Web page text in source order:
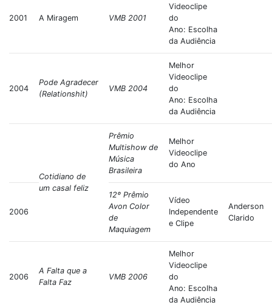
2001 A Miragem VMB 2001
Videoclipe
do
Ano: Escolha
da Audiência
2004
Pode Agradecer
(Relationshit)
VMB 2004
Melhor
Videoclipe
do
Ano: Escolha
da Audiência
Cotidiano de
um casal feliz
Prêmio
Multishow de
Música
Brasileira
Melhor
Videoclipe
do Ano
2006
12º Prêmio
Avon Color
de
Maquiagem
Vídeo
Independente
e Clipe
Anderson
Clarido
2006
A Falta que a
Falta Faz
VMB 2006
Melhor
Videoclipe
do
Ano: Escolha
da Audiência